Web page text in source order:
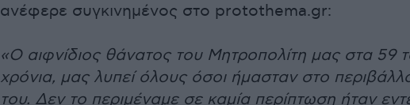
ανέφερε συγκινημένος στο protothema.gr:
«Ο αιφνίδιος θάνατος του Μητροπολίτη μας στα 59
χρόνια, μας λυπεί όλους όσοι ήμασταν στο
του. Δεν το περιμέναμε σε καμία περίπτωση ήταν